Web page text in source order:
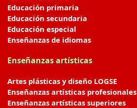
Educación primaria
Educación secundaria
Educación especial
Enseñanzas de idiomas
Enseñanzas artísticas
Artes plásticas y diseño LOGSE
Enseñanzas artísticas profesionales
Enseñanzas artísticas superiores